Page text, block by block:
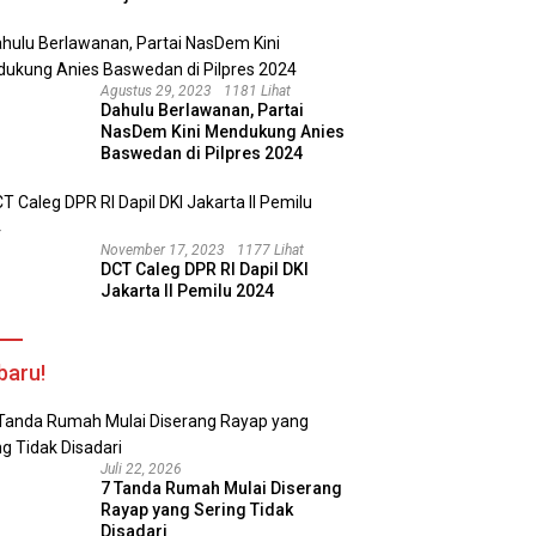
Agustus 29, 2023 1181 Lihat
Dahulu Berlawanan, Partai
NasDem Kini Mendukung Anies
Baswedan di Pilpres 2024
November 17, 2023 1177 Lihat
DCT Caleg DPR RI Dapil DKI
Jakarta II Pemilu 2024
Juli 22, 2026
7 Tanda Rumah Mulai Diserang
Rayap yang Sering Tidak
Disadari